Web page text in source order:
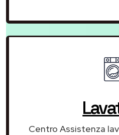
Centro Assistenza